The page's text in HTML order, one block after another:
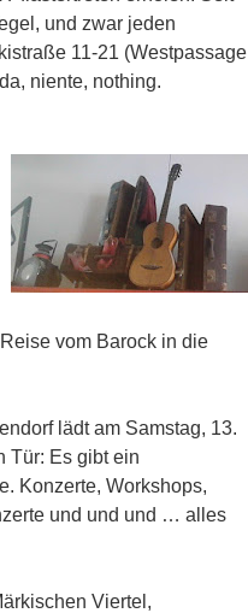
und zwar jeden
11-21 (Westpassage
niente, nothing.
vom Barock in die
lädt am Samstag, 13.
Tür: Es gibt ein
Konzerte, Workshops,
und und und … alles
Viertel,